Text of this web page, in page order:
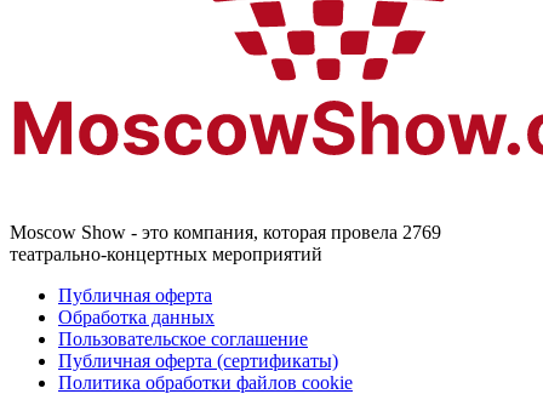
Moscow Show - это компания, которая провела 2769
театрально-концертных мероприятий
Публичная оферта
Обработка данных
Пользовательское соглашение
Публичная оферта (сертификаты)
Политика обработки файлов cookie